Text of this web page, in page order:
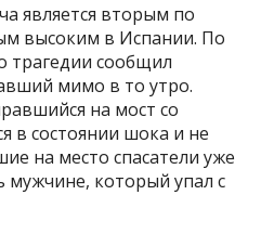
является вторым по
высоким в Испании. По
трагедии сообщил
мимо в то утро.
на мост со
в состоянии шока и не
на место спасатели уже
который упал с